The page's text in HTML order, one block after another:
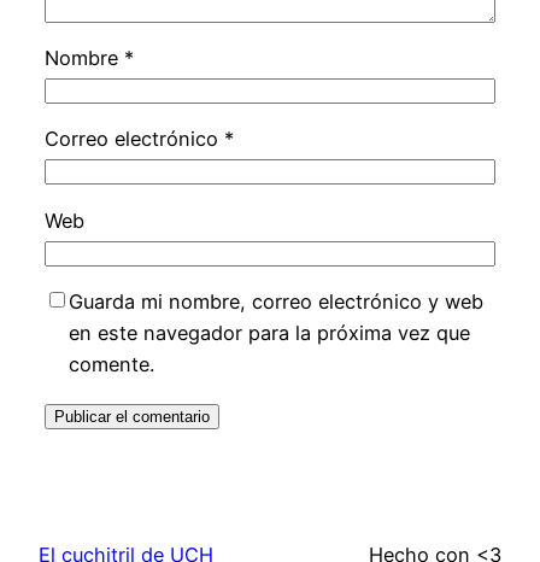
Nombre *
Correo electrónico *
Web
Guarda mi nombre, correo electrónico y web
en este navegador para la próxima vez que
comente.
El cuchitril de UCH Hecho con <3